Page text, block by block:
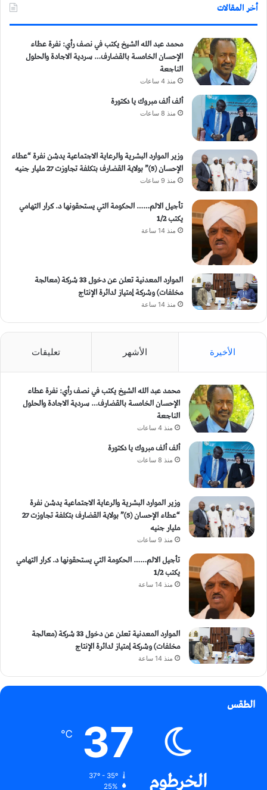
أخر المقالات
محمد عبد الله الشيخ يكتب في نصف رأي: نفرة عطاء
الإحسان الخامسة بالقضارف… سردية الاجادة والحلول
الناجعة
منذ 4 ساعات
ألف ألف مبروك يا دكتورة
منذ 8 ساعات
وزير الموارد البشرية والرعاية الاجتماعية يدشن نفرة “عطاء
الإحسان (5)” بولاية القضارف بتكلفة تجاوزت 27 مليار جنيه
منذ 9 ساعات
تأجيل الالم…… الحكومة التي يستحقونها د. كرار التهامي
يكتب 1/2
منذ 14 ساعة
الموارد المعدنية تعلن عن دخول 33 شركة (معالجة
مخلفات) وشركة إمتياز لدائرة الإنتاج
منذ 14 ساعة
الأخيرة الأشهر تعليقات
محمد عبد الله الشيخ يكتب في نصف رأي: نفرة عطاء
الإحسان الخامسة بالقضارف… سردية الاجادة والحلول
الناجعة
منذ 4 ساعات
ألف ألف مبروك يا دكتورة
منذ 8 ساعات
وزير الموارد البشرية والرعاية الاجتماعية يدشن نفرة
“عطاء الإحسان (5)” بولاية القضارف بتكلفة تجاوزت 27
مليار جنيه
منذ 9 ساعات
تأجيل الالم…… الحكومة التي يستحقونها د. كرار التهامي
يكتب 1/2
منذ 14 ساعة
الموارد المعدنية تعلن عن دخول 33 شركة (معالجة
مخلفات) وشركة إمتياز لدائرة الإنتاج
منذ 14 ساعة
الطقس
الخرطوم
37
℃
37º - 35º
25%